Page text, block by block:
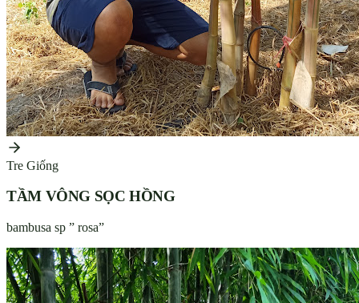
Tre Giống
TẦM VÔNG SỌC HỒNG
bambusa sp ” rosa”